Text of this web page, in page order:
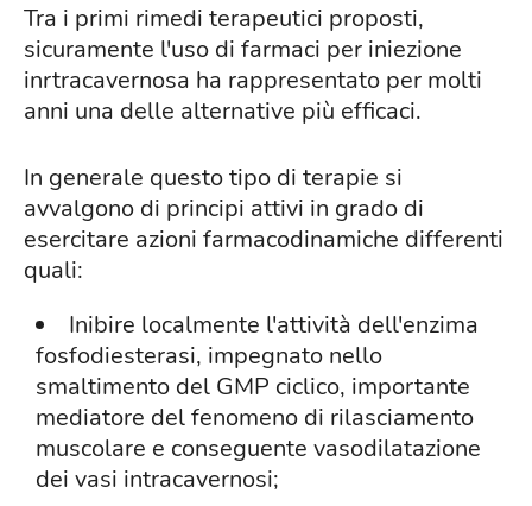
Tra i primi rimedi terapeutici proposti,
sicuramente l'uso di farmaci per iniezione
inrtracavernosa ha rappresentato per molti
anni una delle alternative più efficaci.
In generale questo tipo di terapie si
avvalgono di principi attivi in grado di
esercitare azioni farmacodinamiche differenti
quali:
Inibire localmente l'attività dell'enzima
fosfodiesterasi, impegnato nello
smaltimento del GMP ciclico, importante
mediatore del fenomeno di rilasciamento
muscolare e conseguente vasodilatazione
dei vasi intracavernosi;